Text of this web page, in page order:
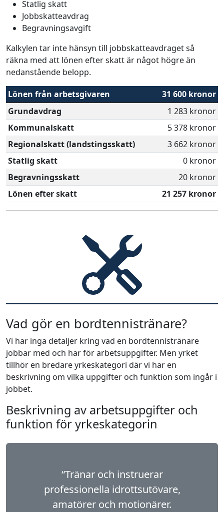
Statlig skatt
Jobbskatteavdrag
Begravningsavgift
Kalkylen tar inte hänsyn till jobbskatteavdraget så
räkna med att lönen efter skatt är något högre än
nedanstående belopp.
Lönen från arbetsgivaren
31 600 kronor
Grundavdrag
1 283 kronor
Kommunalskatt
5 378 kronor
Regionalskatt (landstingsskatt)
3 662 kronor
Statlig skatt
0 kronor
Begravningsskatt
20 kronor
Lönen efter skatt
21 257 kronor
Vad gör en bordtennistränare?
Vi har inga detaljer kring vad en bordtennistränare
jobbar med och har för arbetsuppgifter. Men yrket
tillhör en bredare yrkeskategori där vi har en
beskrivning om vilka uppgifter och funktion som ingår i
jobbet.
Beskrivning av arbetsuppgifter och
funktion för yrkeskategorin
“Tränar och instruerar
professionella idrottsutövare,
amatörer och motionärer.